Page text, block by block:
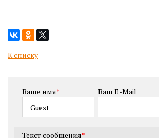
К списку
Ваше имя* Ваш E-Mail
Текст сообщения*